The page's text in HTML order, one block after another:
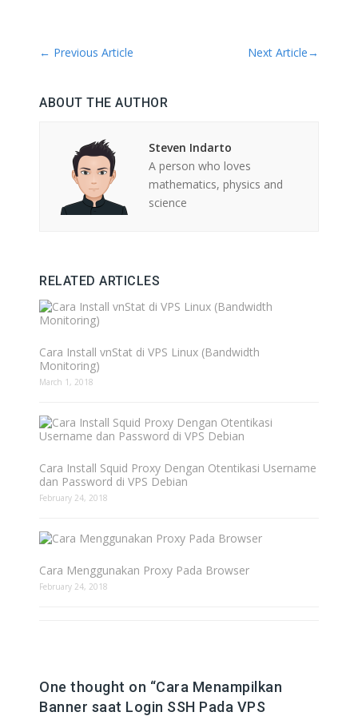
← Previous Article Next Article→
ABOUT THE AUTHOR
Steven Indarto
A person who loves
mathematics, physics and
science
RELATED ARTICLES
Cara Install vnStat di VPS Linux (Bandwidth
Monitoring)
March 1, 2018
Cara Install Squid Proxy Dengan Otentikasi Username
dan Password di VPS Debian
February 24, 2018
Cara Menggunakan Proxy Pada Browser
February 24, 2018
One thought on “Cara Menampilkan
Banner saat Login SSH Pada VPS